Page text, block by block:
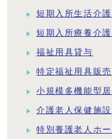
短期入所生活介護
短期入所療養介護
福祉用具貸与
特定福祉用具販売
小規模多機能型
介護老人保健施設
特別養護老人ホ